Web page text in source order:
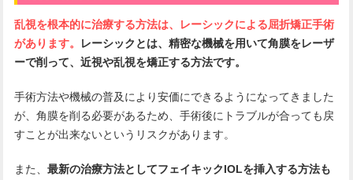
乱視を根本的に治療する方法は、レーシックによる屈折矯正手術
があります。
レーシックとは、精密な機械を用いて角膜をレーザ
ーで削って、近視や乱視を矯正する方法です。
手術方法や機械の普及により安価にできるようになってきました
が、角膜を削る必要があるため、手術後にトラブルが合っても戻
すことが出来ないというリスクがあります。
また、 最新の治療方法としてフェイキックIOLを挿入する方法も